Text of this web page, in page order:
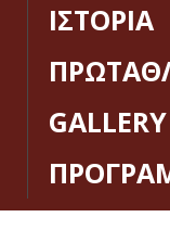
ΙΣΤΟΡΙΑ
GALLERY